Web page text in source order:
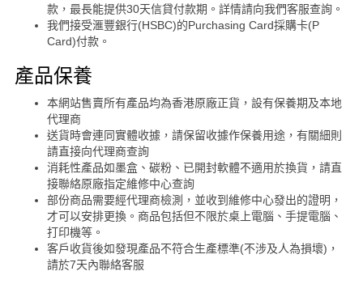
款，最長能提供30天信貸付款期。詳情請向我們客服查詢。
我們接受滙豐銀行(HSBC)的Purchasing Card採購卡(P
Card)付款。
產品保養
本網站售賣所有產品均為香港原廠正貨，設有保養期及本地
代理商
送貨時會連同實體收據，請保留收據作保養用途，有關細則
請直接向代理商查詢
消耗性產品如墨盒、碳粉、已開封軟體不適用於換貨，請直
接聯絡原廠指定維修中心查詢
部份商品需要經代理商檢測，並收到維修中心發出的證明，
才可以安排更換。商品包括但不限於桌上電腦、手提電腦、
打印機等。
客戶收貨後如發現產品不符合生產標準(不涉及人為損壞)，
請於7天內聯絡客服